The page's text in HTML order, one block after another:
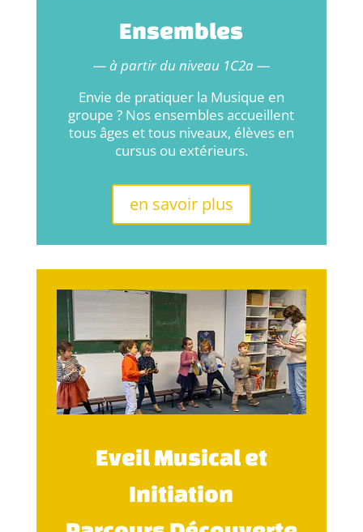
Ensembles
— à partir du niveau 1C2a —
Envie de pratiquer la Musique en
groupe ? Nos ensembles accueillent
tous âges et tous niveaux, élèves en
cursus ou extérieurs.
en savoir plus
Eveil Musical et
Initiation